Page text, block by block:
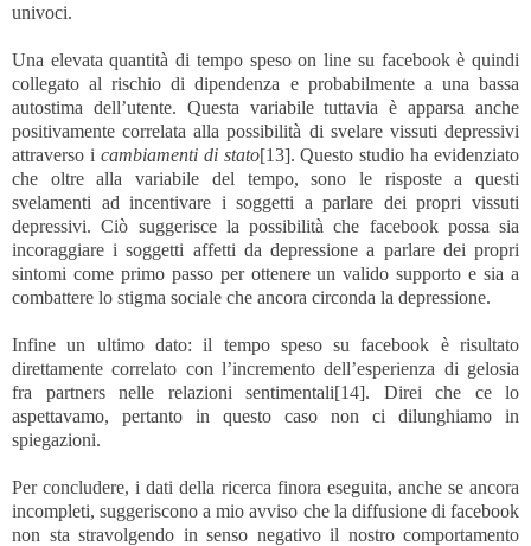
univoci.
Una elevata quantità di tempo speso on line su facebook è quindi
collegato al rischio di dipendenza e probabilmente a una bassa
autostima dell’utente. Questa variabile tuttavia è apparsa anche
positivamente correlata alla possibilità di svelare vissuti depressivi
attraverso i cambiamenti di stato[13]. Questo studio ha evidenziato
che oltre alla variabile del tempo, sono le risposte a questi
svelamenti ad incentivare i soggetti a parlare dei propri vissuti
depressivi. Ciò suggerisce la possibilità che facebook possa sia
incoraggiare i soggetti affetti da depressione a parlare dei propri
sintomi come primo passo per ottenere un valido supporto e sia a
combattere lo stigma sociale che ancora circonda la depressione.
Infine un ultimo dato: il tempo speso su facebook è risultato
direttamente correlato con l’incremento dell’esperienza di gelosia
fra partners nelle relazioni sentimentali[14]. Direi che ce lo
aspettavamo, pertanto in questo caso non ci dilunghiamo in
spiegazioni.
Per concludere, i dati della ricerca finora eseguita, anche se ancora
incompleti, suggeriscono a mio avviso che la diffusione di facebook
non sta stravolgendo in senso negativo il nostro comportamento